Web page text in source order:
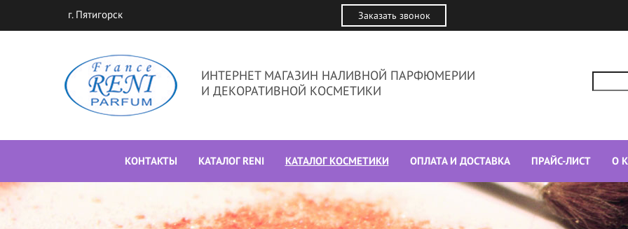
г. Пятигорск Заказать звонок
ИНТЕРНЕТ МАГАЗИН НАЛИВНОЙ ПАРФЮМЕРИИ
И ДЕКОРАТИВНОЙ КОСМЕТИКИ
КОНТАКТЫ КАТАЛОГ RENI КАТАЛОГ КОСМЕТИКИ ОПЛАТА И ДОСТАВКА ПРАЙС-ЛИСТ О